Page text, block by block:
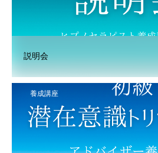
説明会
養成講座